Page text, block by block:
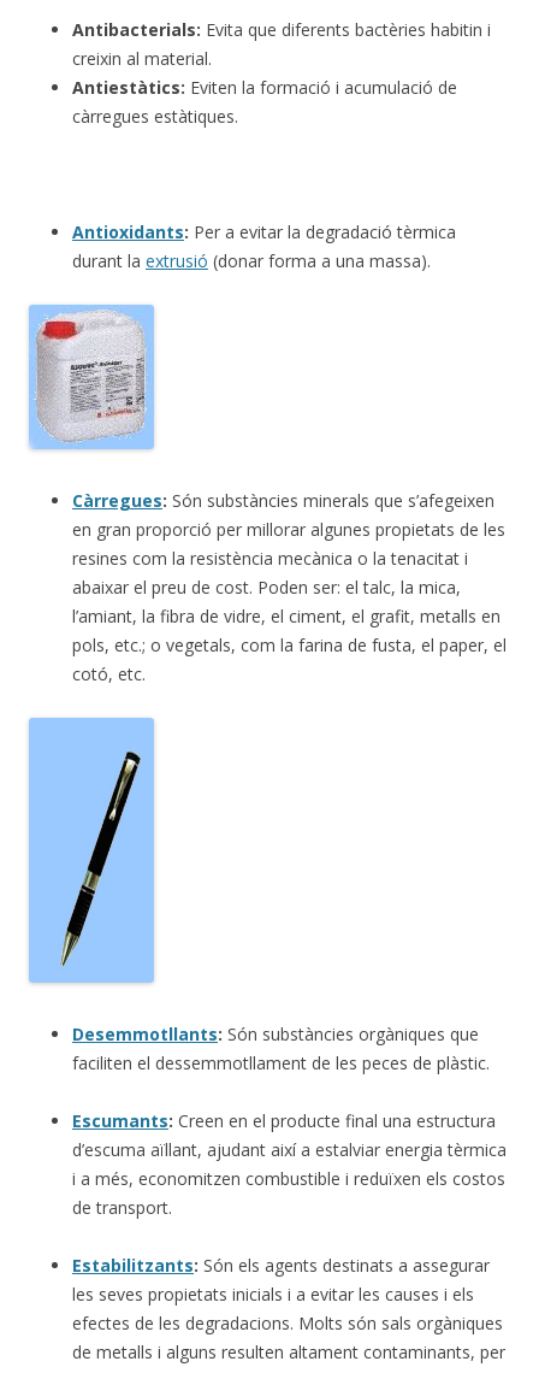
Antibacterials: Evita que diferents bactèries habitin i
creixin al material.
Antiestàtics: Eviten la formació i acumulació de
càrregues estàtiques.
Antioxidants: Per a evitar la degradació tèrmica
durant la extrusió (donar forma a una massa).
Càrregues: Són substàncies minerals que s’afegeixen
en gran proporció per millorar algunes propietats de les
resines com la resistència mecànica o la tenacitat i
abaixar el preu de cost. Poden ser: el talc, la mica,
l’amiant, la fibra de vidre, el ciment, el grafit, metalls en
pols, etc.; o vegetals, com la farina de fusta, el paper, el
cotó, etc.
Desemmotllants: Són substàncies orgàniques que
faciliten el dessemmotllament de les peces de plàstic.
Escumants: Creen en el producte final una estructura
d’escuma aïllant, ajudant així a estalviar energia tèrmica
i a més, economitzen combustible i reduïxen els costos
de transport.
Estabilitzants: Són els agents destinats a assegurar
les seves propietats inicials i a evitar les causes i els
efectes de les degradacions. Molts són sals orgàniques
de metalls i alguns resulten altament contaminants, per